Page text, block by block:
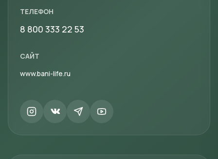
ТЕЛЕФОН
8 800 333 22 53
САЙТ
www.bani-life.ru